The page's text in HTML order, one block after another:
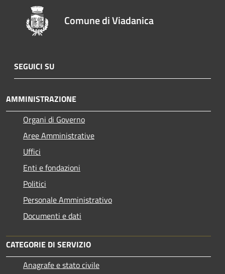
Comune di Viadanica
SEGUICI SU
AMMINISTRAZIONE
Organi di Governo
Aree Amministrative
Uffici
Enti e fondazioni
Politici
Personale Amministrativo
Documenti e dati
CATEGORIE DI SERVIZIO
Anagrafe e stato civile